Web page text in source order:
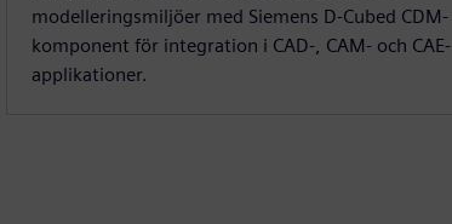
modelleringsmiljöer med Siemens D-Cubed CDM-
komponent för integration i CAD-, CAM- och CAE-
applikationer.